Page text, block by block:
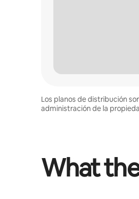
Los planos de distribución
administración de la
What